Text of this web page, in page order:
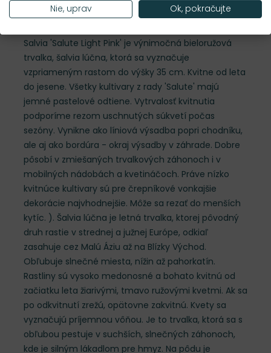
Popis
Salvia 'Salute Light Pink' je výnimočná bieloružová
trvalka, šalvia lúčna, ktorá sa vyznačuje
vzpriameným rastom do výšky 35 cm. Kvitne od leta
do jesene. Všetky kultivary z rady 'Salute' majú
jemné pastelové odtiene. Vytrvalosť kvitnutia
podporíme rezom uschnutých súkvetí počas
sezóny. Vynikne ako líniová výsadba popri chodníku,
ale aj ako bordúra - okraj výsadby v záhrade. Dobre
pôsobí v zmiešaných trvalkových záhonoch i v
mobilných nádobách a kvetináčoch. Práve nízko
kvitnúce kultivary sú pre črepníkové vonkajšie
dekorácie najvhodnejšie. Môže sa rezať do menších
kytíc. ). Šalvia lúčna je letná trvalka, ktorej pôvodný
druh rastie v strednej a južnej Európe, odkiaľ
zasahuje cez Malú Áziu až na Blízky Východ.
Obľubuje slnečné miesta, nížin až pahorkatín.
Rastliny sú vysoko medonosné a bohato kvitnú od
začiatku leta žiarivými, tmavo ružovými kvetmi. Ak sa
po odkvitnutí zrežú, opätovne zakvitnú. Kvety sa
vyznačujú príjemnou vôňou. Je to trvalka, ktorá sa s
obľubou pestuje v suchších, slnečných záhonoch,
kde je silným lákadlom pre hmyz. Na pôdu je
Nie, uprav Ok, pokračujte